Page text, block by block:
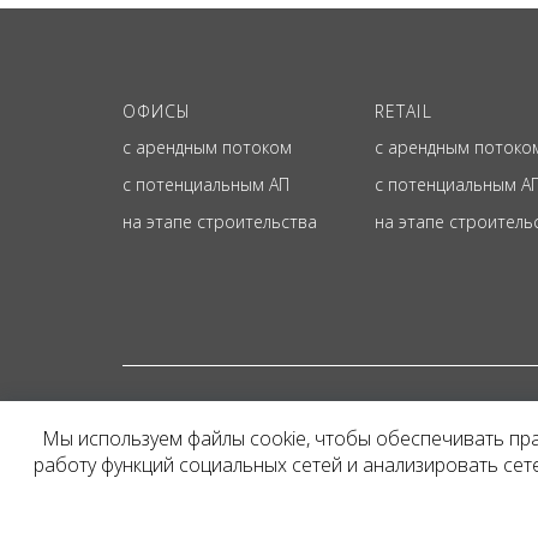
ОФИСЫ
с арендным потоком
с потенциальным АП
на этапе строительства
RETAIL
с арендным
с потенциальным
на этапе
Представленная на
и не является
Мы используем файлы cookie, чтобы обеспечивать
работу функций социальных сетей и анализировать